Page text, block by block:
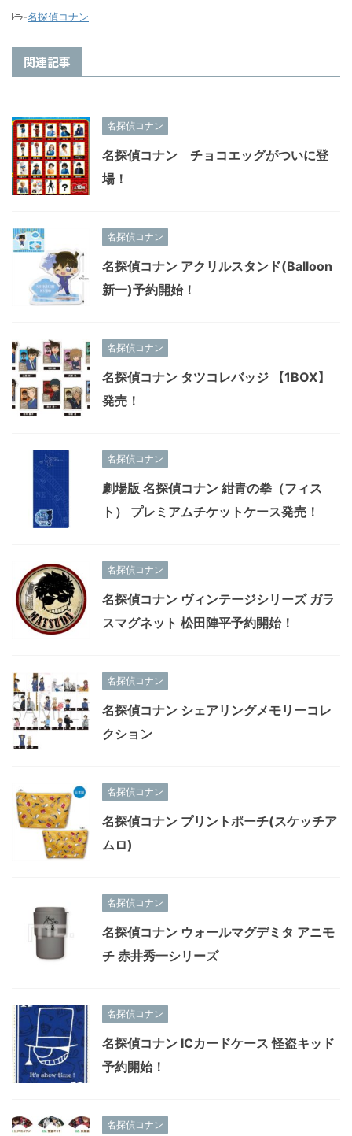
-名探偵コナン
関連記事
名探偵コナン
名探偵コナン チョコエッグがついに登
場！
名探偵コナン
名探偵コナン アクリルスタンド(Balloon
新一)予約開始！
名探偵コナン
名探偵コナン タツコレバッジ 【1BOX】
発売！
名探偵コナン
劇場版 名探偵コナン 紺青の拳（フィス
ト） プレミアムチケットケース発売！
名探偵コナン
名探偵コナン ヴィンテージシリーズ ガラ
スマグネット 松田陣平予約開始！
名探偵コナン
名探偵コナン シェアリングメモリーコレ
クション
名探偵コナン
名探偵コナン プリントポーチ(スケッチア
ムロ)
名探偵コナン
名探偵コナン ウォールマグデミタ アニモ
チ 赤井秀一シリーズ
名探偵コナン
名探偵コナン ICカードケース 怪盗キッド
予約開始！
名探偵コナン